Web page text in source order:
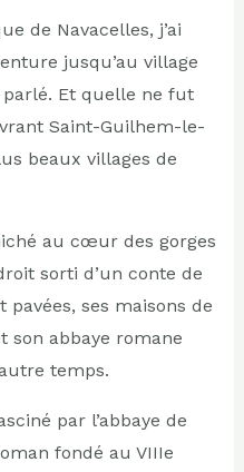
de Navacelles, j’ai
jusqu’au village
parlé. Et quelle ne fut
Saint-Guilhem-le-
beaux villages de
au cœur des gorges
sorti d’un conte de
ses maisons de
son abbaye romane
temps.
par l’abbaye de
fondé au VIIIe